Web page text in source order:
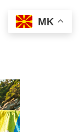
MK